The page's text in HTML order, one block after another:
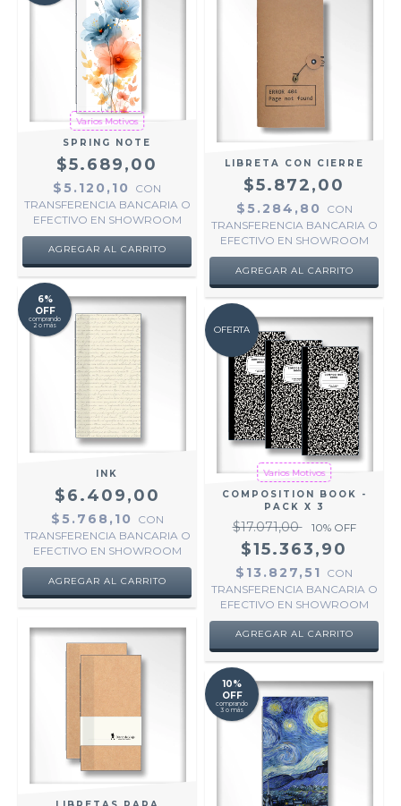
Varios Motivos
SPRING NOTE
$5.689,00
$5.120,10
CON
TRANSFERENCIA BANCARIA O
EFECTIVO EN SHOWROOM
AGREGAR AL CARRITO
LIBRETA CON CIERRE
$5.872,00
$5.284,80
CON
TRANSFERENCIA BANCARIA O
EFECTIVO EN SHOWROOM
6%
OFF
comprando
2 o más
INK
$6.409,00
$5.768,10
CON
TRANSFERENCIA BANCARIA O
EFECTIVO EN SHOWROOM
OFERTA
Varios Motivos
COMPOSITION BOOK -
PACK X 3
$17.071,00 10% OFF
$15.363,90
$13.827,51 CON
TRANSFERENCIA BANCARIA O
EFECTIVO EN SHOWROOM
AGREGAR AL CARRITO
10%
OFF
comprando
3 o más